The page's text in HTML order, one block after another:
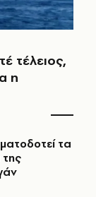
τέλειος,
η
τα
της